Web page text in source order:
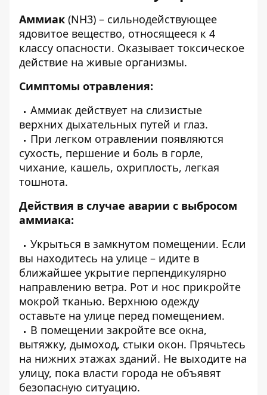
Аммиак (NH3) – сильнодействующее
ядовитое вещество, относящееся к 4
классу опасности. Оказывает токсическое
действие на живые организмы.
Симптомы отравления:
Аммиак действует на слизистые
верхних дыхательных путей и глаз.
При легком отравлении появляются
сухость, першение и боль в горле,
чихание, кашель, охриплость, легкая
тошнота.
Действия в случае аварии с выбросом
аммиака:
Укрыться в замкнутом помещении. Если
вы находитесь на улице – идите в
ближайшее укрытие перпендикулярно
направлению ветра. Рот и нос прикройте
мокрой тканью. Верхнюю одежду
оставьте на улице перед помещением.
В помещении закройте все окна,
вытяжку, дымоход, стыки окон. Прячьтесь
на нижних этажах зданий. Не выходите на
улицу, пока власти города не объявят
безопасную ситуацию.